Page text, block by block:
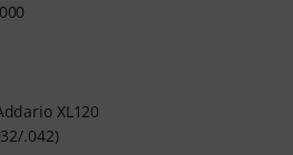
XL120
.042)